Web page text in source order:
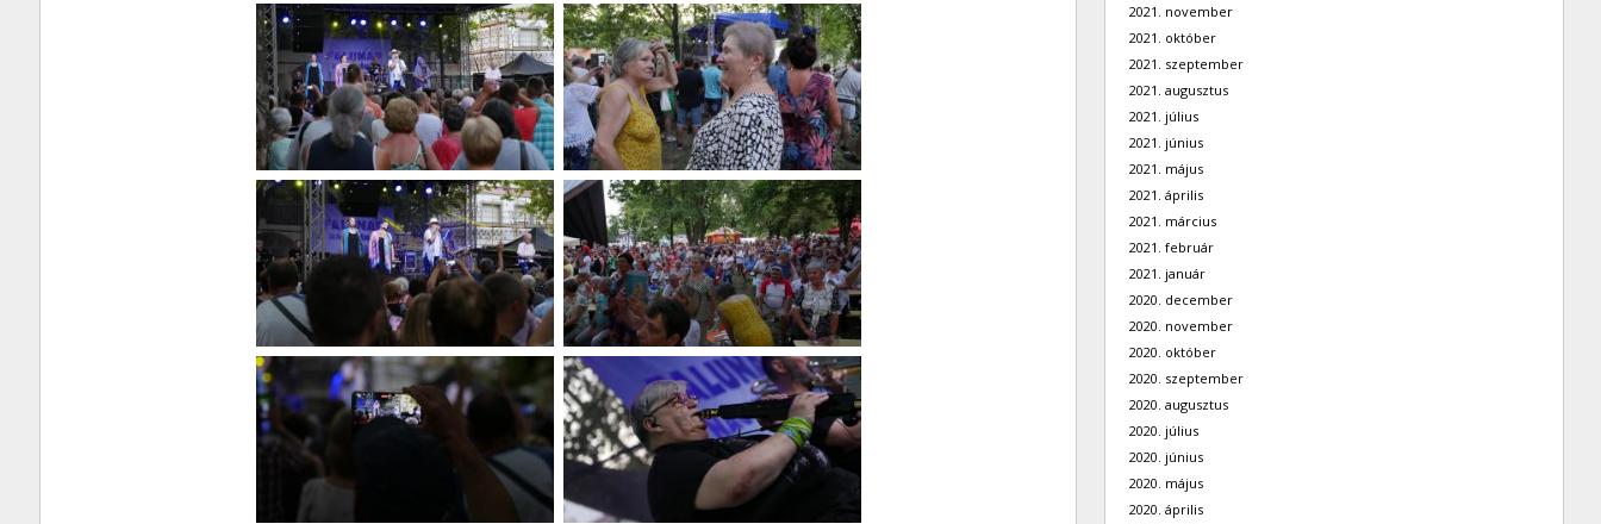
2021. november
2021. október
2021. szeptember
2021. augusztus
2021. július
2021. június
2021. május
2021. április
2021. március
2021. február
2021. január
2020. december
2020. november
2020. október
2020. szeptember
2020. augusztus
2020. július
2020. június
2020. május
2020. április